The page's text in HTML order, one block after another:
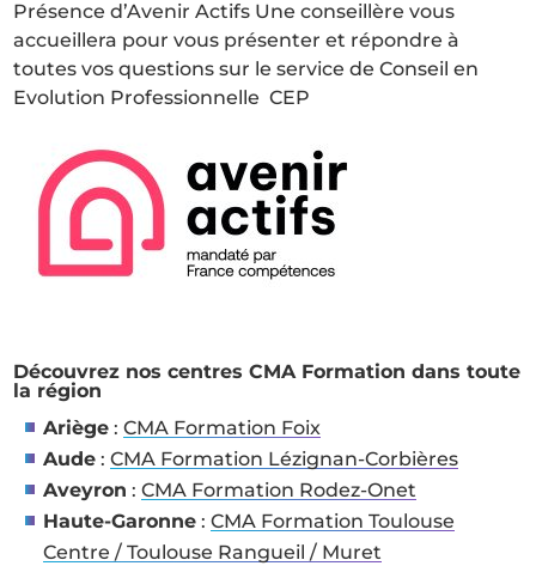
Présence d’Avenir Actifs Une conseillère vous
accueillera pour vous présenter et répondre à
toutes vos questions sur le service de Conseil en
Evolution Professionnelle CEP
Découvrez nos centres CMA Formation dans toute
la région
Ariège :CMA Formation Foix
Aude :CMA Formation Lézignan-Corbières
Aveyron :CMA Formation Rodez-Onet
Haute-Garonne :CMA Formation Toulouse
Centre / Toulouse Rangueil / Muret